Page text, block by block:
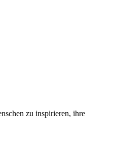
zu inspirieren, ihre